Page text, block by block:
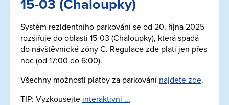
15-03 (Chaloupky)
Systém rezidentního parkování se od 20. října 2025
rozšiřuje do oblasti 15-03 (Chaloupky), která spadá
do návštěvnické zóny C. Regulace zde platí jen přes
noc (od 17:00 do 6:00).
Všechny možnosti platby za parkování najdete zde.
TIP: Vyzkoušejte interaktivní ...